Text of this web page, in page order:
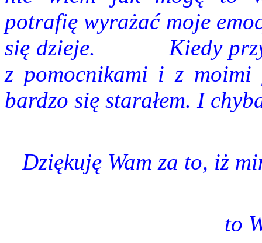
potrafię wyrażać moje
się dzieje.
Kiedy
z pomocnikami i z moimi
bardzo się starałem. I
Dziękuję Wam za to, iż
to